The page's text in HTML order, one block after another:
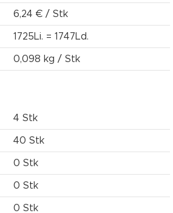
6,24 € / Stk
1725Li. = 1747Ld.
0,098 kg / Stk
4 Stk
40 Stk
0 Stk
0 Stk
0 Stk